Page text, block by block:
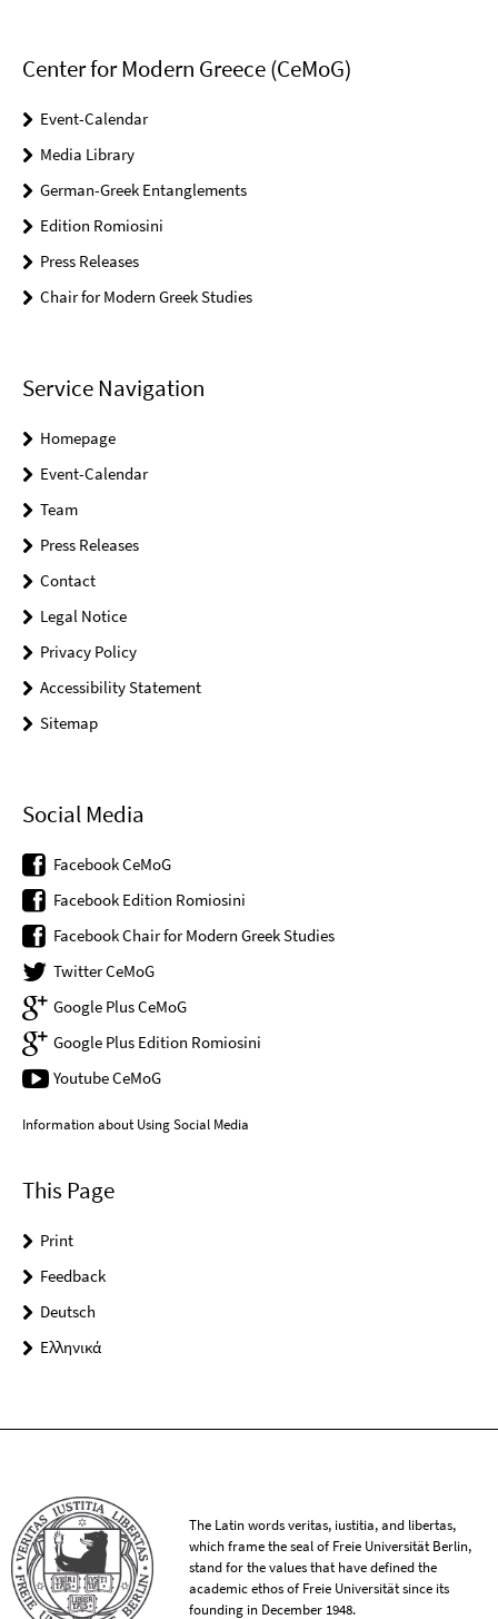
Center for Modern Greece (CeMoG)
Event-Calendar
Media Library
German-Greek Entanglements
Edition Romiosini
Press Releases
Chair for Modern Greek Studies
Service Navigation
Homepage
Event-Calendar
Team
Press Releases
Contact
Legal Notice
Privacy Policy
Accessibility Statement
Sitemap
Social Media
Facebook CeMoG
Facebook Edition Romiosini
Facebook Chair for Modern Greek Studies
Twitter CeMoG
Google Plus CeMoG
Google Plus Edition Romiosini
Youtube CeMoG
Information about Using Social Media
This Page
Print
Feedback
Deutsch
Ελληνικά
The Latin words veritas, iustitia, and libertas,
which frame the seal of Freie Universität Berlin,
stand for the values that have defined the
academic ethos of Freie Universität since its
founding in December 1948.